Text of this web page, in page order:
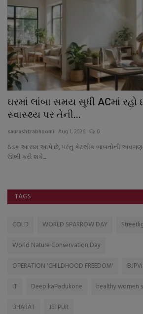
ઘરમાં લાંબા સમય સુધી ACમાં રહો
સ્વાસ્થ્ય પર તેની...
saurashtrabhoomi Aug 1, 2026 0
ઠંડક આરામ આપે છે, પરંતુ કેટલીક બાબતોની
ઊભી કરી શકે...
TAGS
COLD WORLD SPARROW DAY
World Nature Conservation Day
OPERATION 'CHILDHOOD FREEDOM'
IT
DeepikaPadukone
healthy women
BHARAT
JETPUR